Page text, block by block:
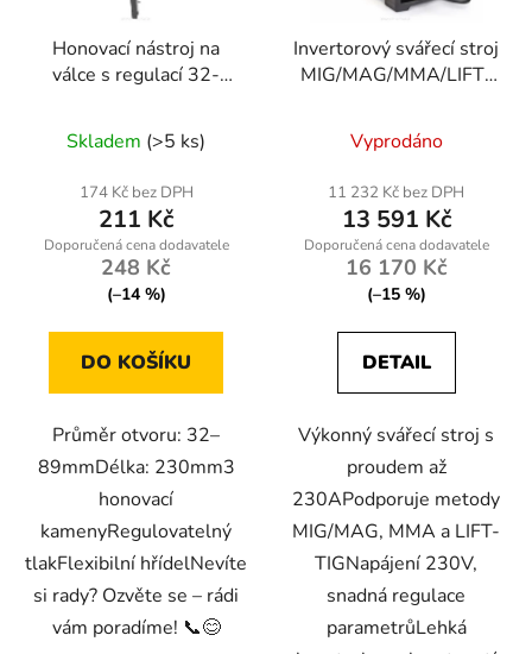
Honovací nástroj na
válce s regulací 32-
Skladem (>5 ks)
174 Kč bez DPH
211 Kč
248 Kč
(–14 %)
DO KOŠÍKU
Průměr otvoru: 32–
89mmDélka: 230mm3
honovací
kamenyRegulovatelný
tlakFlexibilní hřídelNevíte
si rady? Ozvěte se – rádi
vám poradíme! 📞😊
Invertorový svářecí stroj
MIG/MAG/MMA/LIFT-
230L
Vyprodáno
11 232 Kč bez DPH
13 591 Kč
16 170 Kč
(–15 %)
DETAIL
Výkonný svářecí stroj s
proudem až
230APodporuje metody
MIG/MAG, MMA a LIFT-
TIGNapájení 230V,
snadná regulace
parametrůLehká